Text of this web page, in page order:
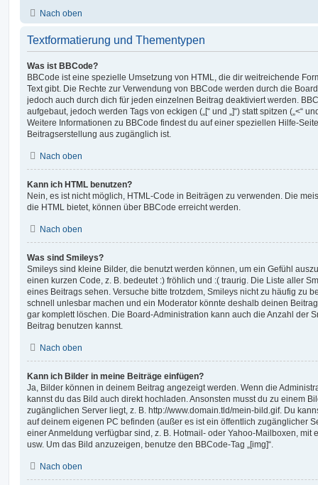
Nach oben
Textformatierung und Thementypen
Was ist BBCode?
BBCode ist eine spezielle Umsetzung von HTML, die dir weitreichende
Text gibt. Die Rechte zur Verwendung von BBCode werden durch die
jedoch auch durch dich für jeden einzelnen Beitrag deaktiviert werden.
aufgebaut, jedoch werden Tags von eckigen („[“ und „]“) statt spitzen („<“
Weitere Informationen zu BBCode findest du auf einer speziellen Hilfe-
Beitragserstellung aus zugänglich ist.
Nach oben
Kann ich HTML benutzen?
Nein, es ist nicht möglich, HTML-Code in Beiträgen zu verwenden. Die
die HTML bietet, können über BBCode erreicht werden.
Nach oben
Was sind Smileys?
Smileys sind kleine Bilder, die benutzt werden können, um ein Gefühl
einen kurzen Code, z. B. bedeutet :) fröhlich und :( traurig. Die Liste aller
eines Beitrags sehen. Versuche bitte trotzdem, Smileys nicht zu häufig zu
schnell unlesbar machen und ein Moderator könnte deshalb deinen
gar komplett löschen. Die Board-Administration kann auch die Anzahl der
Beitrag benutzen kannst.
Nach oben
Kann ich Bilder in meine Beiträge einfügen?
Ja, Bilder können in deinem Beitrag angezeigt werden. Wenn die
kannst du das Bild auch direkt hochladen. Ansonsten musst du zu einem
zugänglichen Server liegt, z. B. http://www.domain.tld/mein-bild.gif. Du
auf deinem eigenen PC befinden (außer es ist ein öffentlich zugänglicher
einer Anmeldung verfügbar sind, z. B. Hotmail- oder Yahoo-Mailboxen, mit
usw. Um das Bild anzuzeigen, benutze den BBCode-Tag „[img]“.
Nach oben